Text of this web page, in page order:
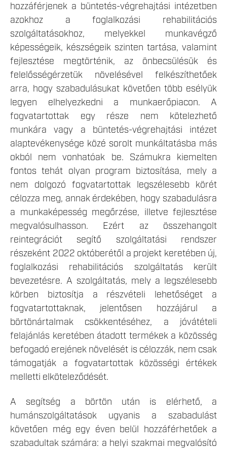
hozzáférjenek a büntetés-végrehajtási intézetben
azokhoz a foglalkozási rehabilitációs
szolgáltatásokhoz, melyekkel munkavégző
képességeik, készségeik szinten tartása, valamint
fejlesztése megtörténik, az önbecsülésük és
felelősségérzetük növelésével felkészíthetőek
arra, hogy szabadulásukat követően több esélyük
legyen elhelyezkedni a munkaerőpiacon. A
fogvatartottak egy része nem kötelezhető
munkára vagy a büntetés-végrehajtási intézet
alaptevékenysége közé sorolt munkáltatásba más
okból nem vonhatóak be. Számukra kiemelten
fontos tehát olyan program biztosítása, mely a
nem dolgozó fogvatartottak legszélesebb körét
célozza meg, annak érdekében, hogy szabadulásra
a munkaképesség megőrzése, illetve fejlesztése
megvalósulhasson. Ezért az összehangolt
reintegrációt segítő szolgáltatási rendszer
részeként 2022 októberétől a projekt keretében új,
foglalkozási rehabilitációs szolgáltatás került
bevezetésre. A szolgáltatás, mely a legszélesebb
körben biztosítja a részvételi lehetőséget a
fogvatartottaknak, jelentősen hozzájárul a
börtönártalmak csökkentéséhez, a jóvátételi
felajánlás keretében átadott termékek a közösség
befogadó erejének növelését is célozzák, nem csak
támogatják a fogvatartottak közösségi értékek
melletti elköteleződését.
A segítség a börtön után is elérhető, a
humánszolgáltatások ugyanis a szabadulást
követően még egy éven belül hozzáférhetőek a
szabadultak számára: a helyi szakmai megvalósító